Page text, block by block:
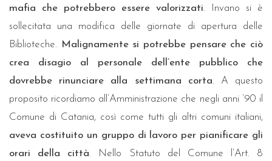
mafia che potrebbero essere valorizzati. Invano si è
sollecitata una modifica delle giornate di apertura delle
Biblioteche.
Malignamente si potrebbe pensare che ciò
crea disagio al personale dell’ente pubblico che
dovrebbe rinunciare alla settimana corta. A questo
proposito ricordiamo all’Amministrazione che negli anni ’90 il
Comune di Catania, così come tutti gli altri comuni italiani,
aveva costituito un gruppo di lavoro per pianificare gli
orari della città. Nello Statuto del Comune l’Art. 8